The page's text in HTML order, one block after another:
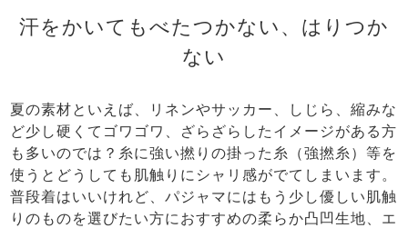
汗をかいてもべたつかない、はりつか
ない
夏の素材といえば、リネンやサッカー、しじら、縮みな
ど少し硬くてゴワゴワ、ざらざらしたイメージがある方
も多いのでは？糸に強い撚りの掛った糸（強撚糸）等を
使うとどうしても肌触りにシャリ感がでてしまいます。
普段着はいいけれど、パジャマにはもう少し優しい肌触
りのものを選びたい方におすすめの柔らか凸凹生地、エ